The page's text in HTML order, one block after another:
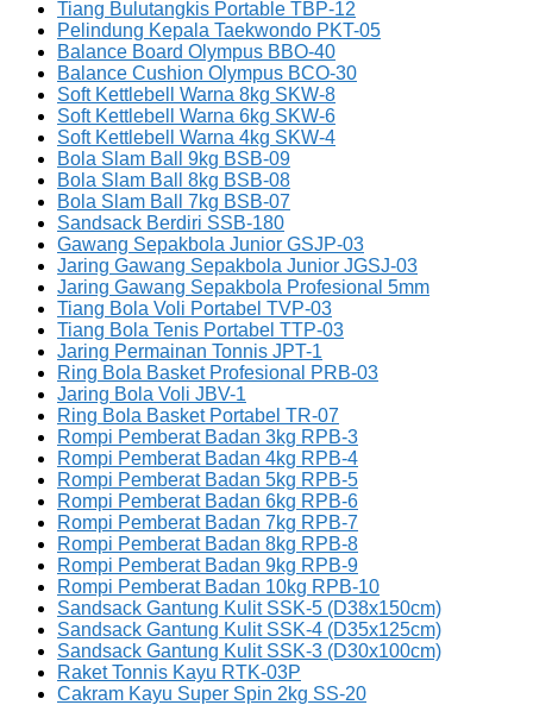
Tiang Bulutangkis Portable TBP-12
Pelindung Kepala Taekwondo PKT-05
Balance Board Olympus BBO-40
Balance Cushion Olympus BCO-30
Soft Kettlebell Warna 8kg SKW-8
Soft Kettlebell Warna 6kg SKW-6
Soft Kettlebell Warna 4kg SKW-4
Bola Slam Ball 9kg BSB-09
Bola Slam Ball 8kg BSB-08
Bola Slam Ball 7kg BSB-07
Sandsack Berdiri SSB-180
Gawang Sepakbola Junior GSJP-03
Jaring Gawang Sepakbola Junior JGSJ-03
Jaring Gawang Sepakbola Profesional 5mm
Tiang Bola Voli Portabel TVP-03
Tiang Bola Tenis Portabel TTP-03
Jaring Permainan Tonnis JPT-1
Ring Bola Basket Profesional PRB-03
Jaring Bola Voli JBV-1
Ring Bola Basket Portabel TR-07
Rompi Pemberat Badan 3kg RPB-3
Rompi Pemberat Badan 4kg RPB-4
Rompi Pemberat Badan 5kg RPB-5
Rompi Pemberat Badan 6kg RPB-6
Rompi Pemberat Badan 7kg RPB-7
Rompi Pemberat Badan 8kg RPB-8
Rompi Pemberat Badan 9kg RPB-9
Rompi Pemberat Badan 10kg RPB-10
Sandsack Gantung Kulit SSK-5 (D38x150cm)
Sandsack Gantung Kulit SSK-4 (D35x125cm)
Sandsack Gantung Kulit SSK-3 (D30x100cm)
Raket Tonnis Kayu RTK-03P
Cakram Kayu Super Spin 2kg SS-20